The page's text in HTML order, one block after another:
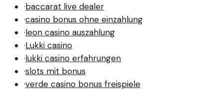
·baccarat live dealer
·casino bonus ohne einzahlung
·leon casino auszahlung
·Lukki casino
·lukki casino erfahrungen
·slots mit bonus
·verde casino bonus freispiele